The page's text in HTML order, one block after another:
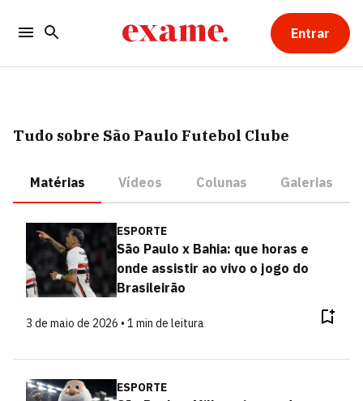
Entrar
Tudo sobre São Paulo Futebol Clube
Matérias Vídeos Colunas Galerias
ESPORTE
São Paulo x Bahia: que horas e
onde assistir ao vivo o jogo do
Brasileirão
3 de maio de 2026 • 1 min de leitura
ESPORTE